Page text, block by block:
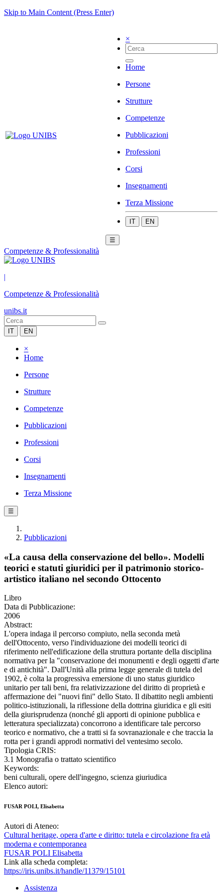
Skip to Main Content (Press Enter)
×
Home
Persone
Strutture
Competenze
Pubblicazioni
Professioni
Corsi
Insegnamenti
Terza Missione
IT EN
☰
Competenze & Professionalità
|
Competenze & Professionalità
unibs.it
IT EN
×
Home
Persone
Strutture
Competenze
Pubblicazioni
Professioni
Corsi
Insegnamenti
Terza Missione
☰
Pubblicazioni
«La causa della conservazione del bello». Modelli
teorici e statuti giuridici per il patrimonio storico-
artistico italiano nel secondo Ottocento
Libro
Data di Pubblicazione:
2006
Abstract:
L'opera indaga il percorso compiuto, nella seconda metà
dell'Ottocento, verso l'individuazione dei modelli teorici di
riferimento nell'edificazione della struttura portante della disciplina
normativa per la "conservazione dei monumenti e degli oggetti d'arte
e di antichità". Dall'Unità alla prima legge generale di tutela del
1902, è colta la progressiva emersione di uno status giuridico
unitario per tali beni, fra relativizzazione del diritto di proprietà e
affermazione dei "nuovi fini" dello Stato. Il dibattito negli ambienti
politico-istituzionali, la riflessione della dottrina giuridica e gli esiti
della giurisprudenza (nonché gli apporti di opinione pubblica e
letteratura specializzata) concorrono a identificare tale percorso
teorico e normativo, che a tratti si fa sovranazionale e che traccia la
rotta per i grandi approdi normativi del ventesimo secolo.
Tipologia CRIS:
3.1 Monografia o trattato scientifico
Keywords:
beni culturali, opere dell'ingegno, scienza giuriudica
Elenco autori:
FUSAR POLI, Elisabetta
Autori di Ateneo:
Cultural heritage, opera d'arte e diritto: tutela e circolazione fra età
moderna e contemporanea
FUSAR POLI Elisabetta
Link alla scheda completa:
https://iris.unibs.it/handle/11379/15101
Assistenza